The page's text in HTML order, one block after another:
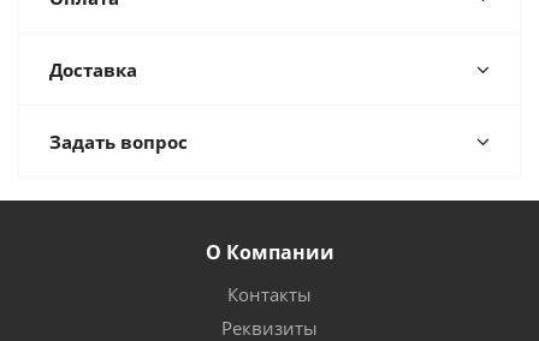
Доставка
Задать вопрос
О Компании
Контакты
Реквизиты